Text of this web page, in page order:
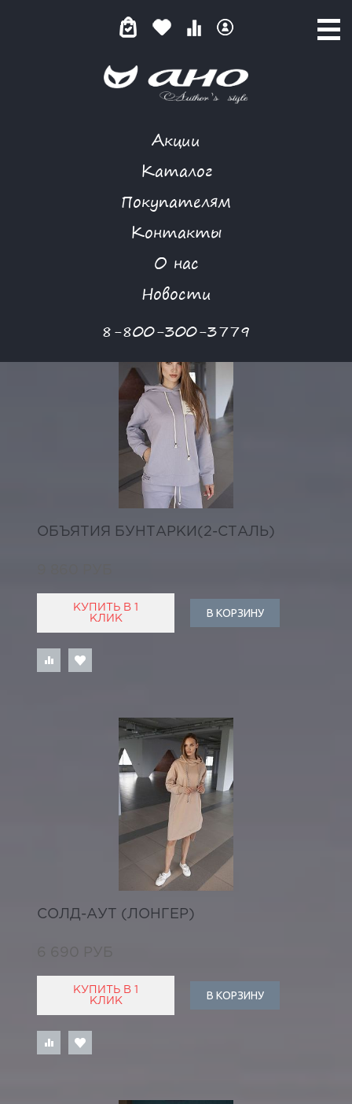
Акции
Каталог
Покупателям
Контакты
О нас
Новости
8-800-300-3779
КАТАЛОГ ТОВАРОВ
ОБЪЯТИЯ БУНТАРКИ(2-СТАЛЬ)
КУПИТЬ В 1
КЛИК
В КОРЗИНУ
СОЛД-АУТ (ЛОНГЕР)
6 690 РУБ
КУПИТЬ В 1
КЛИК
В КОРЗИНУ